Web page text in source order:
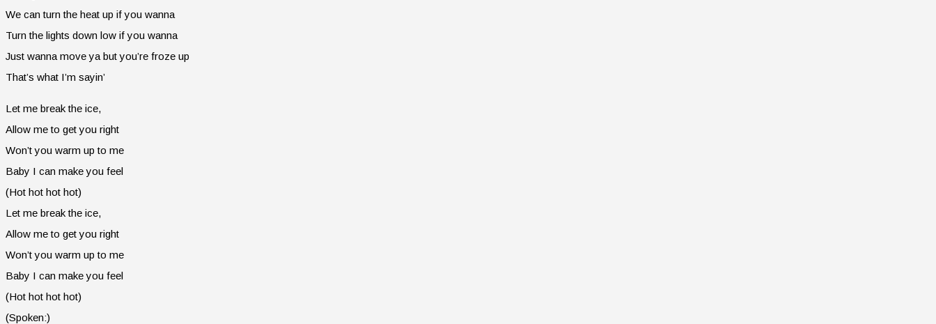
We can turn the heat up if you wanna
Turn the lights down low if you wanna
Just wanna move ya but you’re froze up
That’s what I’m sayin’
Let me break the ice,
Allow me to get you right
Won’t you warm up to me
Baby I can make you feel
(Hot hot hot hot)
Let me break the ice,
Allow me to get you right
Won’t you warm up to me
Baby I can make you feel
(Hot hot hot hot)
(Spoken:)